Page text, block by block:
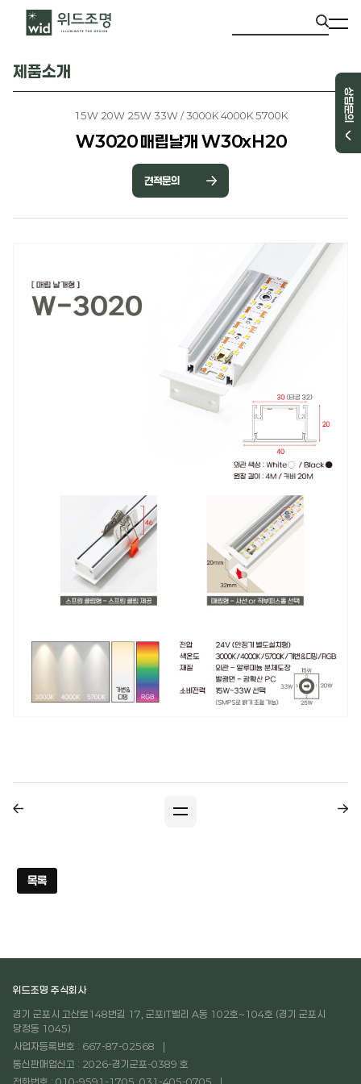
상담문의
제품소개
15W 20W 25W 33W / 3000K 4000K 5700K
W3020 매립날개 W30xH20
견적문의
목록
위드조명 주식회사
경기 군포시 고산로148번길 17, 군포IT밸리 A동 102호~104호 (경기 군포시
당정동 1045)
사업자등록번호 : 667-87-02568
통신판매업신고 : 2026-경기군포-0389 호